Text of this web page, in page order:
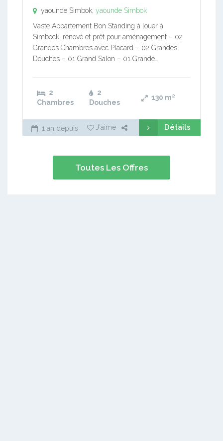
yaounde Simbok, yaounde Simbok
Vaste Appartement Bon Standing à louer à
Simbock, rénové et prêt pour aménagement – 02
Grandes Chambres avec Placard – 02 Grandes
Douches – 01 Grand Salon – 01 Grande…
2
Chambres
2
Douches
130 m²
1 an depuis J'aime Détails
Toutes Les Offres